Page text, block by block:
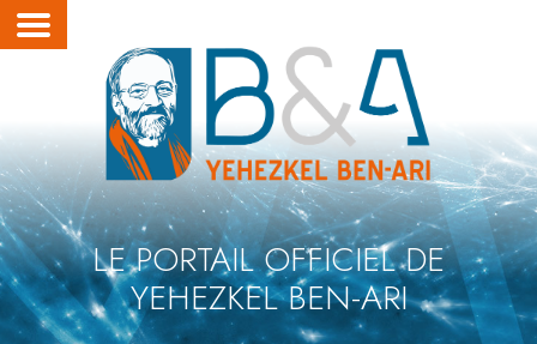
LE PORTAIL OFFICIEL DE
YEHEZKEL BEN-ARI